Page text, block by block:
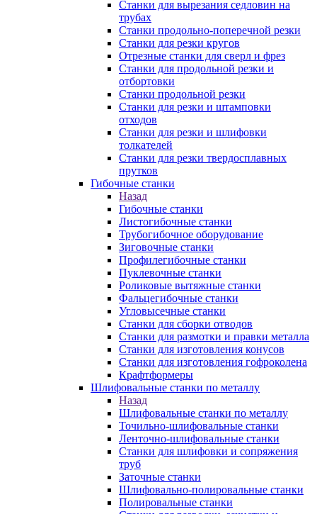
Станки для вырезания седловин на
трубаx
Станки продольно-поперечной резки
Станки для резки кругов
Отрезные станки для сверл и фрез
Станки для продольной резки и
отбортовки
Станки продольной резки
Станки для резки и штамповки
отходов
Станки для резки и шлифовки
толкателей
Станки для резки твердосплавных
прутков
Гибочные станки
Назад
Гибочные станки
Листогибочные станки
Трубогибочное оборудование
Зиговочные станки
Профилегибочные станки
Пуклевочные станки
Роликовые вытяжные станки
Фальцегибочные станки
Угловысечные станки
Станки для сборки отводов
Станки для размотки и правки металла
Станки для изготовления конусов
Станки для изготовления гофроколена
Крафтформеры
Шлифовальные станки по металлу
Назад
Шлифовальные станки по металлу
Точильно-шлифовальные станки
Ленточно-шлифовальные станки
Станки для шлифовки и сопряжения
труб
Заточные станки
Шлифовально-полировальные станки
Полировальные станки